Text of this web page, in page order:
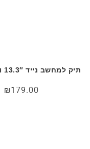
תיק למחשב נייד 13.3″ ורוד BARBI
₪179.00